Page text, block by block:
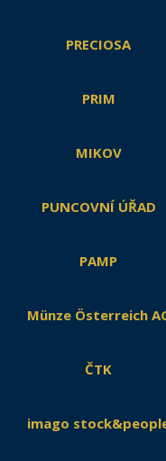
PRECIOSA
PRIM
MIKOV
PUNCOVNÍ ÚŘAD
PAMP
Münze Österreich
ČTK
imago